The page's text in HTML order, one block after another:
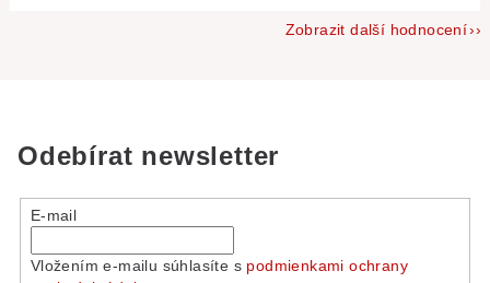
Zobrazit další hodnocení
Odebírat newsletter
E-mail
Vložením e-mailu súhlasíte s podmienkami ochrany